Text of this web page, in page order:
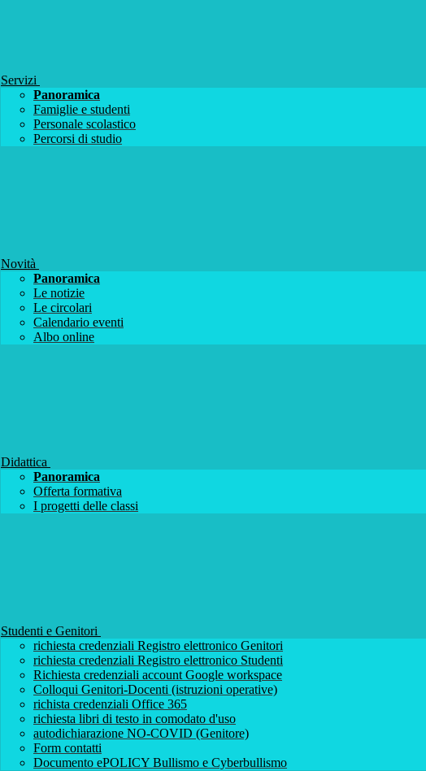
Servizi
Panoramica
Famiglie e studenti
Personale scolastico
Percorsi di studio
Novità
Panoramica
Le notizie
Le circolari
Calendario eventi
Albo online
Didattica
Panoramica
Offerta formativa
I progetti delle classi
Studenti e Genitori
richiesta credenziali Registro elettronico Genitori
richiesta credenziali Registro elettronico Studenti
Richiesta credenziali account Google workspace
Colloqui Genitori-Docenti (istruzioni operative)
richista credenziali Office 365
richiesta libri di testo in comodato d'uso
autodichiarazione NO-COVID (Genitore)
Form contatti
Documento ePOLICY Bullismo e Cyberbullismo